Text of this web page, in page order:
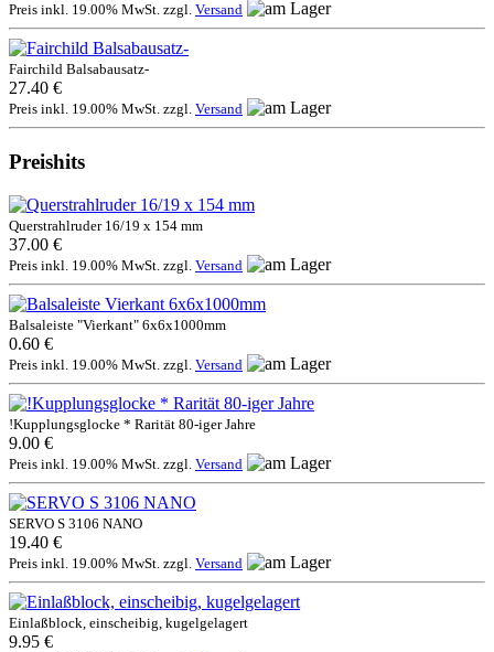
Preis inkl. 19.00% MwSt. zzgl. Versand
Fairchild Balsabausatz-
27.40 €
Preis inkl. 19.00% MwSt. zzgl. Versand
Preishits
Querstrahlruder 16/19 x 154 mm
37.00 €
Preis inkl. 19.00% MwSt. zzgl. Versand
Balsaleiste "Vierkant" 6x6x1000mm
0.60 €
Preis inkl. 19.00% MwSt. zzgl. Versand
!Kupplungsglocke * Rarität 80-iger Jahre
9.00 €
Preis inkl. 19.00% MwSt. zzgl. Versand
SERVO S 3106 NANO
19.40 €
Preis inkl. 19.00% MwSt. zzgl. Versand
Einlaßblock, einscheibig, kugelgelagert
9.95 €